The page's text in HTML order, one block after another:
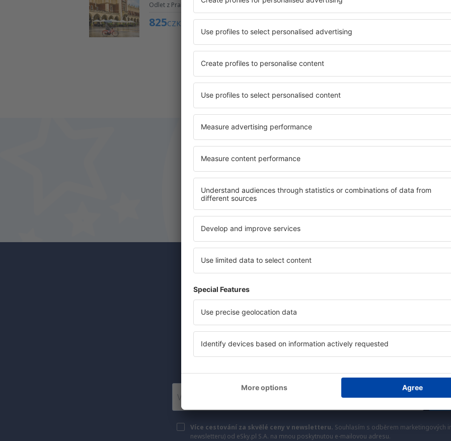
Odlet z Prahy
825CZK
Odlet z Prahy
873
Ukaž více akcí
Šetřete čas a peníze.
Rezervujte si Let+Hotel na
eSky.cz!
Klikněte sem
Odběratelé newsletteru cestují
Levné lety, dovolené, eurovíkendy - získejte informace o
akčních letenkách dříve než kdokoli jiný.
Posíláme jen to nejlepší, máte naše čestné
Více cestování za skvělé ceny v newsletteru. Souhlasím s odběrem marketingových
newsletteru) od eSky.pl S.A. na mnou poskytnutou e-mailovou adresu.